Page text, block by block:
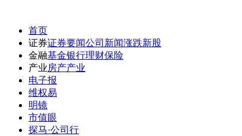
首页
证券证券要闻公司新闻涨跌新股
金融基金银行理财保险
产业房产产业
电子报
维权易
明镜
市值眼
探马·公司行